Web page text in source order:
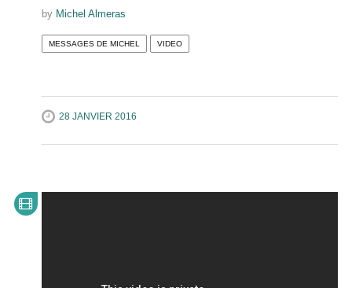
by Michel Almeras
MESSAGES DE MICHEL VIDEO
28 JANVIER 2016